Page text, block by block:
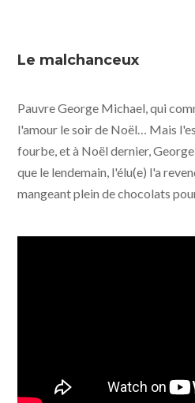
Le malchanceux
Pauvre George Michael, qui
l'amour le soir de Noël… Mais
fourbe, et à Noël dernier,
que le lendemain, l'élu(e) l'a
mangeant plein de chocolats